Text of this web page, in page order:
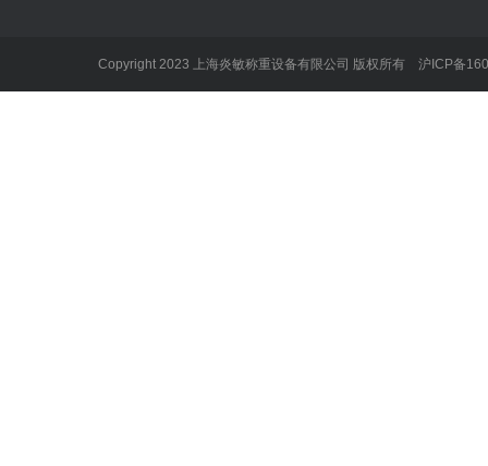
Copyright 2023 上海炎敏称重设备有限公司 版权所有 沪ICP备